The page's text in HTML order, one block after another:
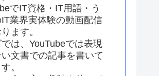
でIT資格・IT用語・う
業界実体験の動画配信
ます。
は、YouTubeでは表現
文書での記事を書いて
。